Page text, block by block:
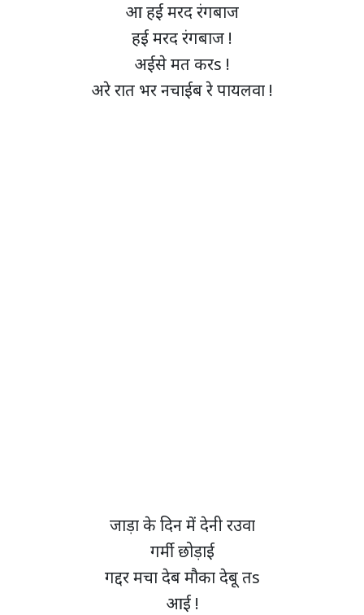
आ हई मरद रंगबाज
हई मरद रंगबाज !
अईसे मत करs !
अरे रात भर नचाईब रे पायलवा !
जाड़ा के दिन में देनी रउवा
गर्मी छोड़ाई
गद्दर मचा देब मौका देबू तs
आई !